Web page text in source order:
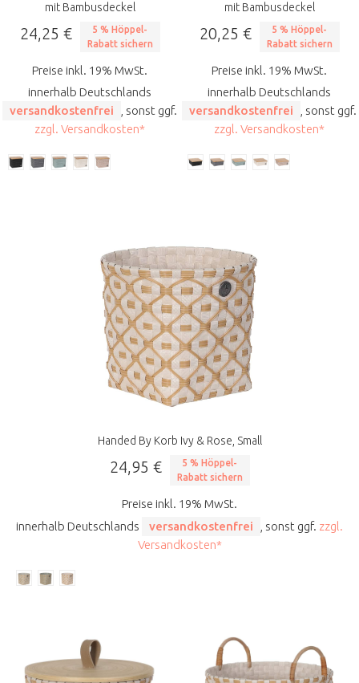
mit Bambusdeckel
24,25 €
5 % Höppel-
Rabatt sichern
Preise inkl. 19% MwSt.
innerhalb Deutschlands
versandkostenfrei
, sonst ggf.
zzgl. Versandkosten*
mit Bambusdeckel
20,25 €
5 % Höppel-
Rabatt sichern
Preise inkl. 19% MwSt.
innerhalb Deutschlands
versandkostenfrei
, sonst ggf.
zzgl. Versandkosten*
Handed By Korb Ivy & Rose, Small
24,95 €
5 % Höppel-
Rabatt sichern
Preise inkl. 19% MwSt.
innerhalb Deutschlands
versandkostenfrei , sonst ggf. zzgl.
Versandkosten*